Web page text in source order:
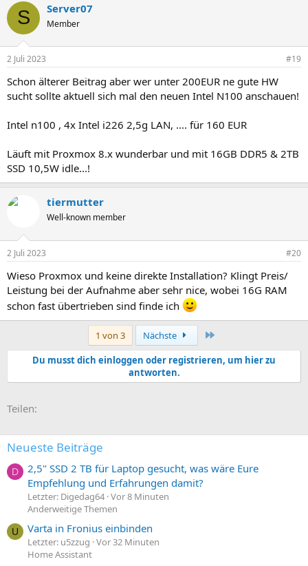
k
i
e
:
S Server07
Member
2 Juli 2023 #19
Schon älterer Beitrag aber wer unter 200EUR ne gute HW
sucht sollte aktuell sich mal den neuen Intel N100 anschauen!
Intel n100 , 4x Intel i226 2,5g LAN, .... für 160 EUR
Läuft mit Proxmox 8.x wunderbar und mit 16GB DDR5 & 2TB
SSD 10,5W idle...!
tiermutter
Well-known member
2 Juli 2023 #20
Wieso Proxmox und keine direkte Installation? Klingt Preis/
Leistung bei der Aufnahme aber sehr nice, wobei 16G RAM
schon fast übertrieben sind finde ich
1 von 3 Nächste
Du musst dich einloggen oder registrieren, um hier zu
antworten.
Teilen:
Neueste Beiträge
D
2,5" SSD 2 TB für Laptop gesucht, was wäre Eure
Empfehlung und Erfahrungen damit?
Letzter: Digedag64 Vor 8 Minuten
Anderweitige Themen
U Varta in Fronius einbinden
Letzter: u5zzug Vor 32 Minuten
Home Assistant